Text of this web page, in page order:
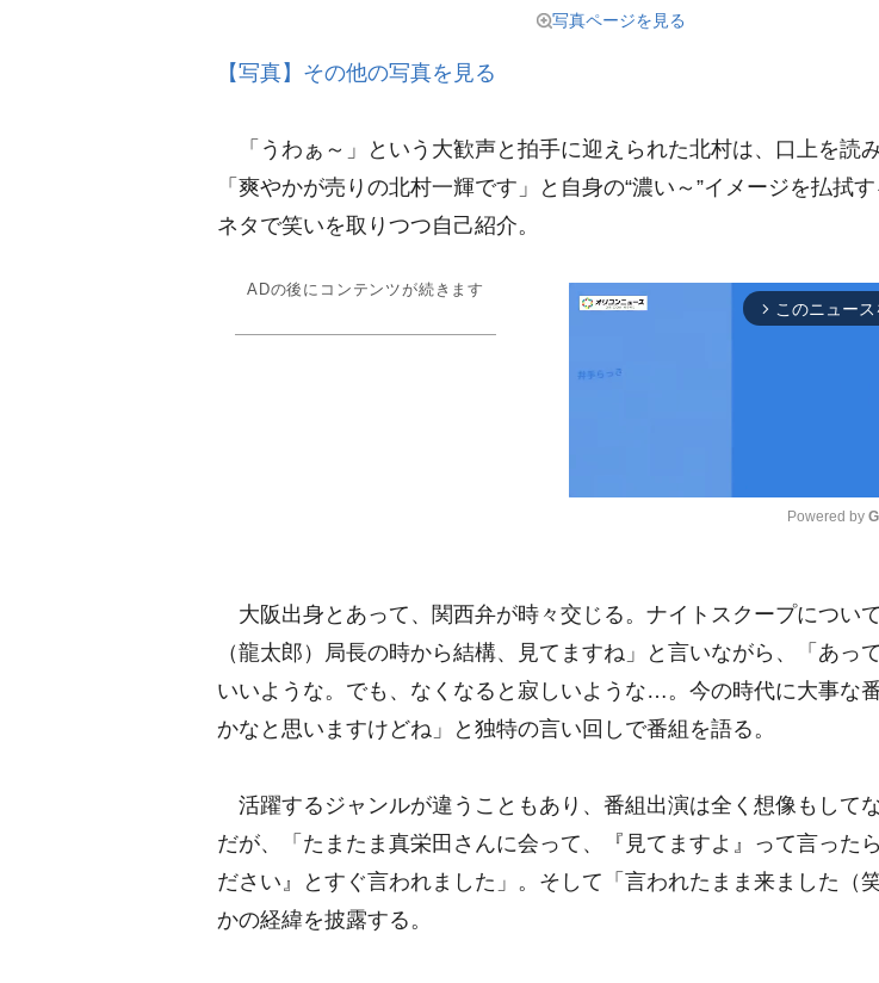
写真ページを見る
【写真】その他の写真を見る
「うわぁ～」という大歓声と拍手に迎えられた北村は、口上を読
「爽やかが売りの北村一輝です」と自身の“濃い～”イメージを払拭
ネタで笑いを取りつつ自己紹介。
ADの後にコンテンツが続きます
arrow_forward_ios このニュース
u
t
e
Powered by
大阪出身とあって、関西弁が時々交じる。ナイトスクープについ
（龍太郎）局長の時から結構、見てますね」と言いながら、「あっ
いいような。でも、なくなると寂しいような…。今の時代に大事な
かなと思いますけどね」と独特の言い回しで番組を語る。
活躍するジャンルが違うこともあり、番組出演は全く想像もして
だが、「たまたま真栄田さんに会って、『見てますよ』って言った
ださい』とすぐ言われました」。そして「言われたまま来ました（
かの経緯を披露する。